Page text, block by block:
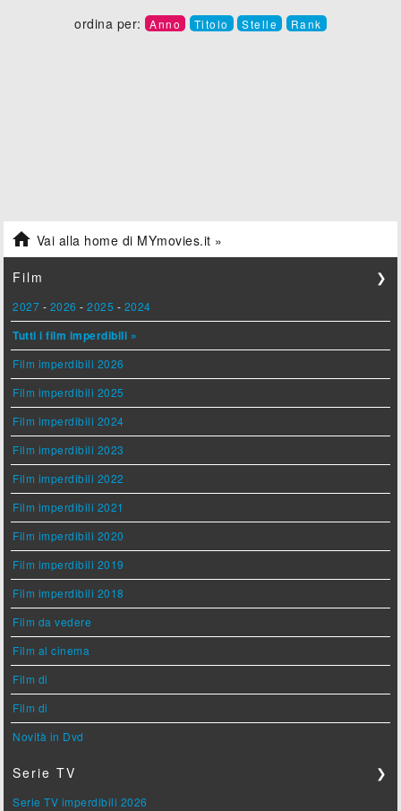
ordina per: Anno Titolo Stelle Rank
 Vai alla home di MYmovies.it »
Film ❯
2027 - 2026 -2025 - 2024
Tutti i film imperdibili »
Film imperdibili 2026
Film imperdibili 2025
Film imperdibili 2024
Film imperdibili 2023
Film imperdibili 2022
Film imperdibili 2021
Film imperdibili 2020
Film imperdibili 2019
Film imperdibili 2018
Film da vedere
Film al cinema
Film di
Film di
Novità in Dvd
Serie TV ❯
Serie TV imperdibili 2026